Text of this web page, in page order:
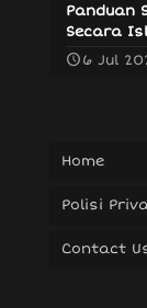
Panduan
Secara
6 Jul
Home
Polisi
Contact